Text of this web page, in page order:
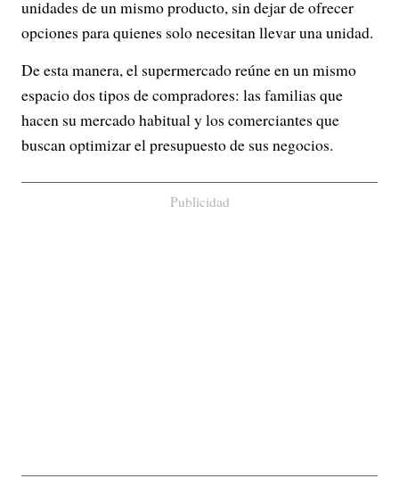
unidades de un mismo producto, sin dejar de ofrecer
opciones para quienes solo necesitan llevar una unidad.
De esta manera, el supermercado reúne en un mismo
espacio dos tipos de compradores: las familias que
hacen su mercado habitual y los comerciantes que
buscan optimizar el presupuesto de sus negocios.
Publicidad